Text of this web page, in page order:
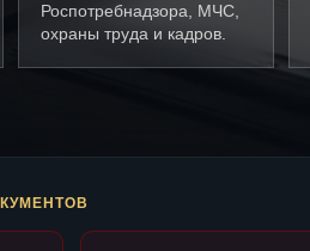
Роспотребнадзора, МЧС,
охраны труда и кадров.